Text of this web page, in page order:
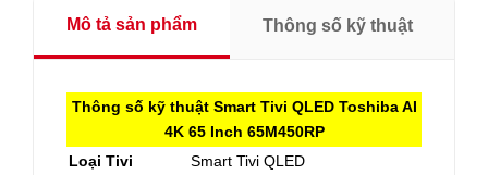
Mô tả sản phẩm Thông số kỹ thuật
Thông số kỹ thuật Smart Tivi QLED Toshiba AI
4K 65 Inch 65M450RP
Loại Tivi
Smart Tivi QLED